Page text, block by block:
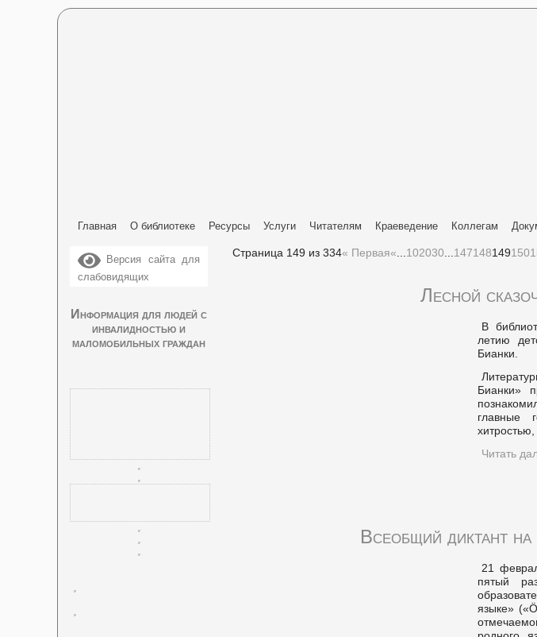
Главная О библиотеке Ресурсы Услуги Читателям Краеведение Коллегам
Версия сайта для
слабовидящих
Информация для людей с
инвалидностью и
маломобильных граждан
Страница 149 из 334« Первая« 102030 147148149150
Лесной
В
летию
Бианки.
Бианки»
главные
Читать
Всеобщий диктант
21
пятый
языке»